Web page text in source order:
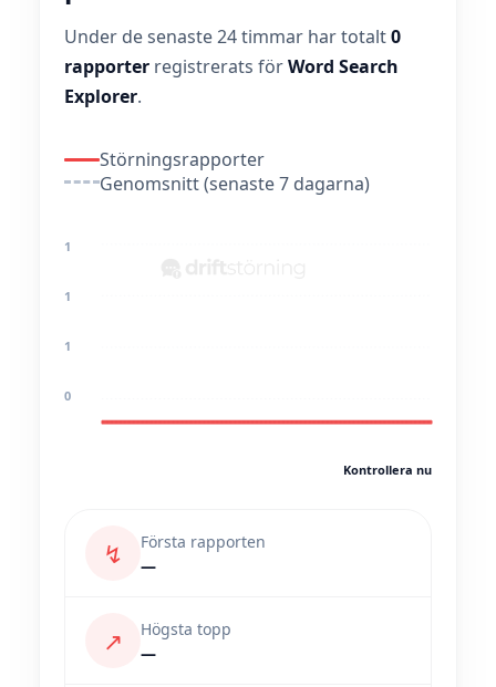
Under de senaste 24 timmar har totalt0
rapporter registrerats förWord Search
Explorer.
Störningsrapporter
Genomsnitt (senaste 7 dagarna)
1
1
1
0
Kontrollera nu
↯
Första rapporten
—
↗
Högsta topp
—